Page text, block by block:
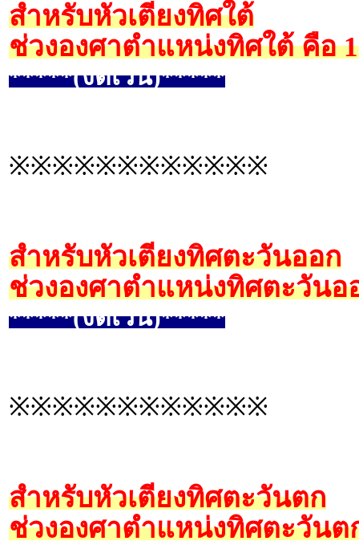
สำหรับหัวเตียงทิศใต้
ช่วงองศาตำแหน่งทิศใต้ คือ
*****(งดเว้น)*****
※※※※※※※※※※※※
สำหรับหัวเตียงทิศตะวันออก
ช่วงองศาตำแหน่งทิศตะวันอ
*****(งดเว้น)*****
※※※※※※※※※※※※
สำหรับหัวเตียงทิศตะวันตก
ช่วงองศาตำแหน่งทิศตะวันต